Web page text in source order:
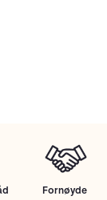
Fornøyde